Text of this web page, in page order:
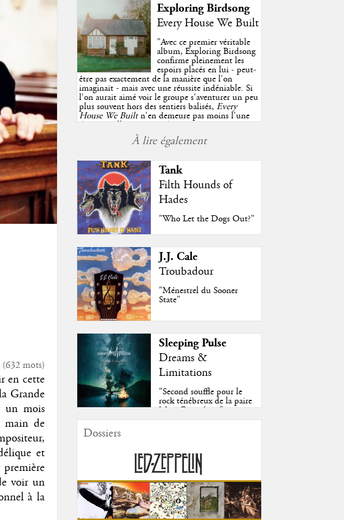
(632mots)
en cette
Grande
un mois
main de
et
voir un
à la
Exploring Birdsong
Every House We Built
"Avec ce premier véritable
album, Exploring Birdsong
confirme pleinement les
espoirs placés en lui - peut-
être pas exactement de la manière que l'on
imaginait - mais avec une réussite indéniable. Si
l'on aurait aimé voir le groupe s'aventurer un peu
plus souvent hors des sentiers balisés,Every
House We Builtn'en demeure pas moins l'une
des très belles surprises de cette année, porté par
plusieurs morceaux qui trouveront sans difficulté
une place de choix dans vos playlists estivales.
À lire également
Tank
Filth Hounds of
Hades
"Who Let the Dogs Out?"
J.J. Cale
Troubadour
"Ménestrel du Sooner
State"
Sleeping Pulse
Dreams &
Limitations
"Second souffle pour le
rock ténébreux de la paire
Moss-Fazendeiro"
Dossiers